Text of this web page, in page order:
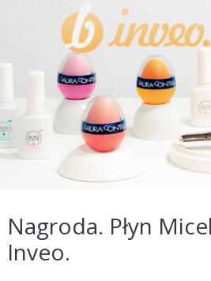
Nagroda. Płyn
Inveo.